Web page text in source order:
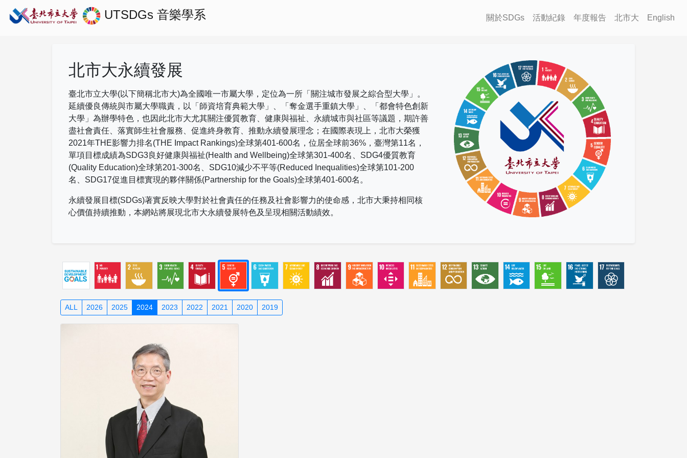
UTSDGs 音樂學系 關於SDGs 活動紀錄 年度報告 北市大 English
北市大永續發展
臺北市立大學(以下簡稱北市大)為全國唯一市屬大學，定位為一所「關注城市發展之綜合型大學」。
延續優良傳統與市屬大學職責，以「師資培育典範大學」、「奪金選手重鎮大學」、「都會特色創新
大學」為辦學特色，也因此北市大尤其關注優質教育、健康與福祉、永續城市與社區等議題，期許善
盡社會責任、落實師生社會服務、促進終身教育、推動永續發展理念；在國際表現上， 北市大榮獲
2021年THE影響力排名(THE Impact Rankings)全球第401-600名，位居全球前36% ，臺灣第11名，
單項目標成績為SDG3良好健康與福祉(Health and Wellbeing)全球第301-400名、 SDG4優質教育
(Quality Education)全球第201-300名、 SDG10減少不平等(Reduced Inequalities)全球第101-200
名、 SDG17促進目標實現的夥伴關係(Partnership for the Goals)全球第401-600名。
永續發展目標(SDGs)著實反映大學對於社會責任的任務及社會影響力的使命感，北市大秉持相同核
心價值持續推動，本網站將展現北市大永續發展特色及呈現相關活動績效。
ALL 2026 2025 2024 2023 2022 2021 2020 2019